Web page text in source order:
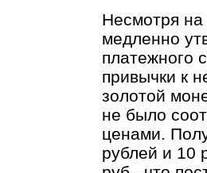
Несмотря
медленно
платежного
привычки к
золотой
не было
ценами.
рублей и 10